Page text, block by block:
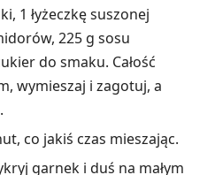
1 łyżeczkę suszonej
225 g sosu
do smaku. Całość
wymieszaj i zagotuj, a
co jakiś czas mieszając.
garnek i duś na małym